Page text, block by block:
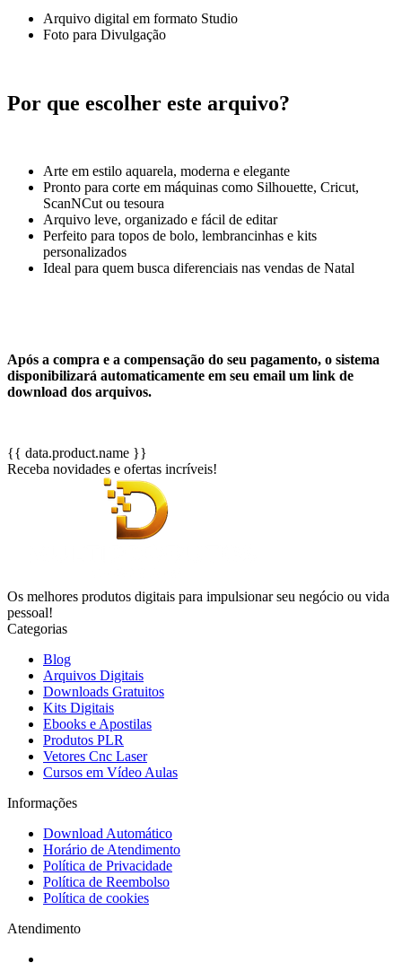
Arquivo digital em formato Studio
Foto para Divulgação
Por que escolher este arquivo?
Arte em estilo aquarela, moderna e elegante
Pronto para corte em máquinas como Silhouette, Cricut,
ScanNCut ou tesoura
Arquivo leve, organizado e fácil de editar
Perfeito para topos de bolo, lembrancinhas e kits
personalizados
Ideal para quem busca diferenciais nas vendas de Natal
Após a compra e a compensação do seu pagamento, o sistema
disponibilizará automaticamente em seu email um link de
download dos arquivos.
{{ data.product.name }}
Receba novidades e ofertas incríveis!
Os melhores produtos digitais para impulsionar seu negócio ou vida
pessoal!
Categorias
Blog
Arquivos Digitais
Downloads Gratuitos
Kits Digitais
Ebooks e Apostilas
Produtos PLR
Vetores Cnc Laser
Cursos em Vídeo Aulas
Informações
Download Automático
Horário de Atendimento
Política de Privacidade
Política de Reembolso
Política de cookies
Atendimento